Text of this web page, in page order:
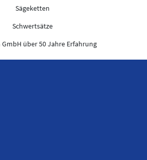
Sägeketten
Schwertsätze
über 50 Jahre Erfahrung